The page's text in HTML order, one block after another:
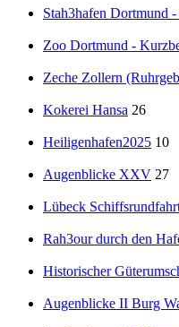
Stah3hafen Dortmund
Zoo Dortmund -
Zeche Zollern
Kokerei Hansa 26
Heiligenhafen2025 10
Augenblicke XXV 27
Lübeck
Rah3our durch den
Historischer
Augenblicke II Burg